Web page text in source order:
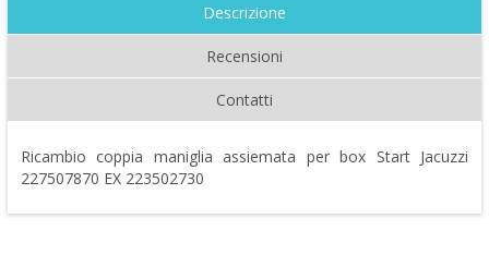
Descrizione
Recensioni
Contatti
Ricambio coppia maniglia assiemata per box Start Jacuzzi
227507870 EX 223502730